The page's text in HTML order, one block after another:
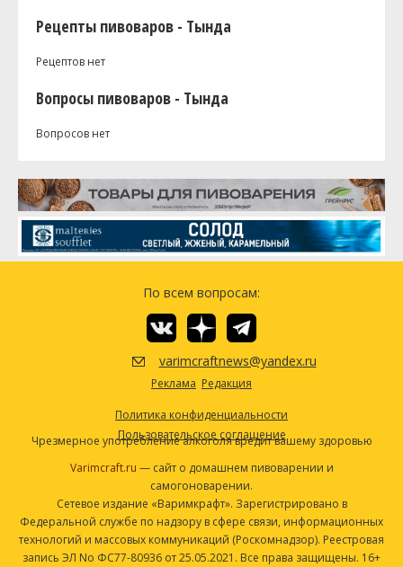
Рецепты пивоваров - Тында
Рецептов нет
Вопросы пивоваров - Тында
Вопросов нет
По всем вопросам:
varimcraftnews@yandex.ru
Реклама Редакция
Политика конфиденциальности
Пользовательское соглашение
Чрезмерное употребление алкоголя вредит вашему здоровью
Varimcraft.ru — сайт о домашнем пивоварении и
самогоноварении.
Сетевое издание «Варимкрафт». Зарегистрировано в
Федеральной службе по надзору в сфере связи, информационных
технологий и массовых коммуникаций (Роскомнадзор). Реестровая
запись ЭЛ No ФС77-80936 от 25.05.2021. Все права защищены. 16+